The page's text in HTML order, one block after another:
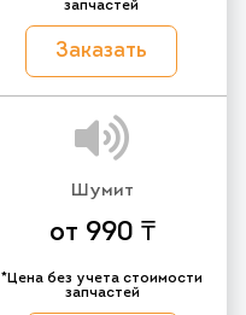
запчастей
Заказать
Шумит
от 990 ₸
*Цена без учета стоимости
запчастей